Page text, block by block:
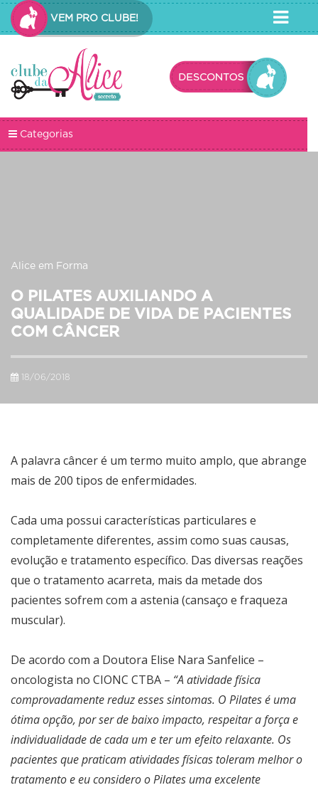
VEM PRO CLUBE!
Categorias
Alice em Forma
O PILATES AUXILIANDO A
QUALIDADE DE VIDA DE PACIENTES
COM CÂNCER
18/06/2018
A palavra câncer é um termo muito amplo, que abrange
mais de 200 tipos de enfermidades.
Cada uma possui características particulares e
completamente diferentes, assim como suas causas,
evolução e tratamento específico. Das diversas reações
que o tratamento acarreta, mais da metade dos
pacientes sofrem com a astenia (cansaço e fraqueza
muscular).
De acordo com a Doutora Elise Nara Sanfelice –
oncologista no CIONC CTBA – “A atividade física
comprovadamente reduz esses sintomas. O Pilates é uma
ótima opção, por ser de baixo impacto, respeitar a força e
individualidade de cada um e ter um efeito relaxante. Os
pacientes que praticam atividades físicas toleram melhor o
tratamento e eu considero o Pilates uma excelente